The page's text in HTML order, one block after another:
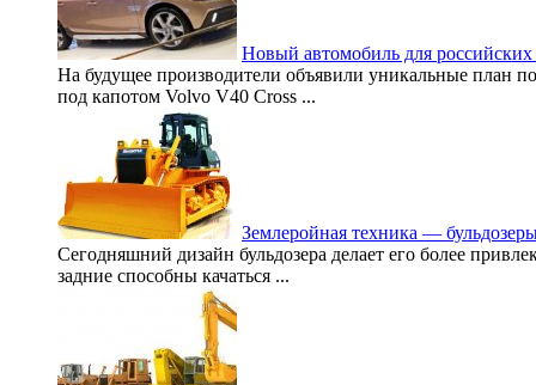
Новый автомобиль для
На будущее производители объявили уникальные план
под капотом Volvo V40 Cross ...
Землеройная техника —
Сегодняшний дизайн бульдозера делает его более
задние способны качаться ...